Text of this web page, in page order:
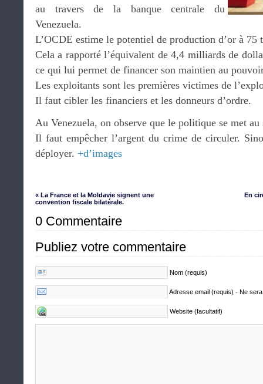
au travers de la banque centrale du
Venezuela.
L’OCDE estime le potentiel de production d’or à 75
Cela a rapporté l’équivalent de 4,4 milliards de
ce qui lui permet de financer son maintien au
Les exploitants sont les premières victimes de
Il faut cibler les financiers et les donneurs d’ordre.
Au Venezuela, on observe que le politique se met
Il faut empêcher l’argent du crime de circuler.
déployer. +d’images
« La France et la Moldavie signent une
convention fiscale bilatérale.
En
0 Commentaire
Publiez votre commentaire
Nom (requis)
Adresse email (requis) - Ne
Website (facultatif)